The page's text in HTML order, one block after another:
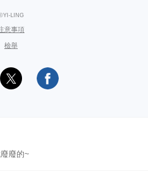
LING
意事項
檢舉
廢的~